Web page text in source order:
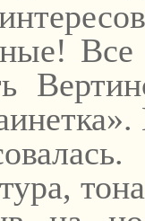
! Все
».